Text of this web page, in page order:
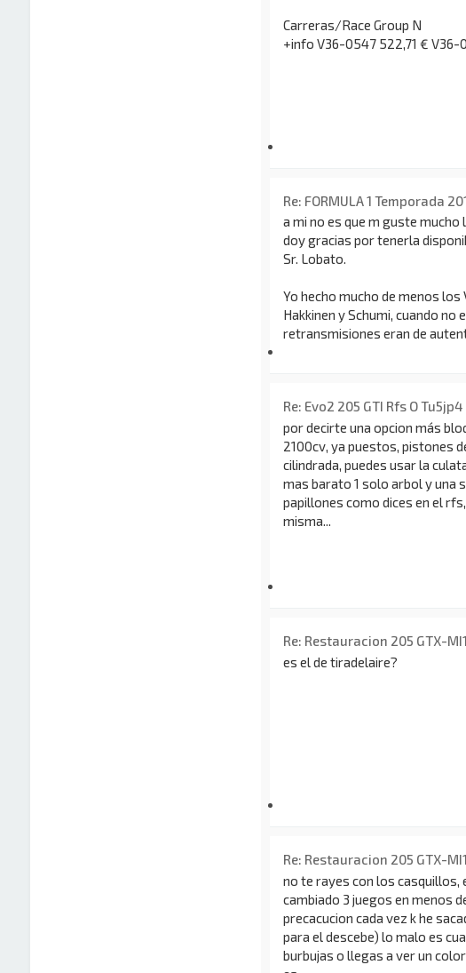
Carreras/Race Group N
+info V36-0547 522,71 € V36-
Re: FORMULA 1 Temporada
a mi no es que m guste
doy gracias por tenerla
Sr. Lobato.
Yo hecho mucho de menos los
Hakkinen y Schumi, cuando no
retransmisiones eran de
Re: Evo2 205 GTI Rfs O Tu5jp4
por decirte una opcion más
2100cv, ya puestos, pistones
cilindrada, puedes usar la
mas barato 1 solo arbol y una
papillones como dices en el
misma...
Re: Restauracion 205 GTX-
es el de tiradelaire?
Re: Restauracion 205 GTX-
no te rayes con los casquillos,
cambiado 3 juegos en menos
precacucion cada vez k he
para el descebe) lo malo es
burbujas o llegas a ver un